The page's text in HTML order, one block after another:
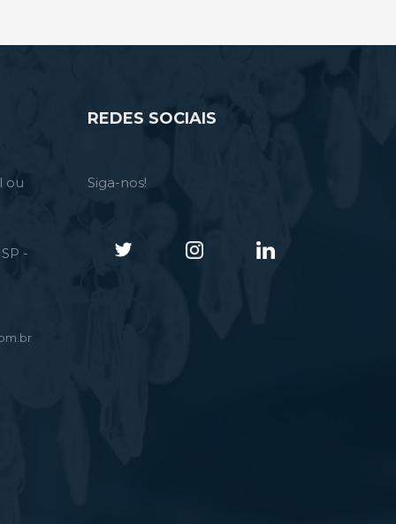
ou
-
REDES SOCIAIS
Siga-nos!